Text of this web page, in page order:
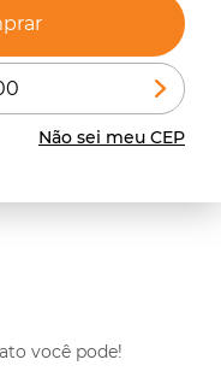
Não sei meu CEP
você pode!